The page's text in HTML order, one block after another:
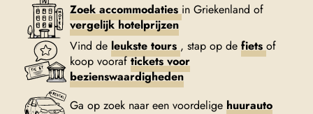
Zoek accommodaties in Griekenland of
vergelijk hotelprijzen
Vind de leukste tours , stap op de fiets of
koop vooraftickets voor
bezienswaardigheden
Ga op zoek naar een voordelige huurauto